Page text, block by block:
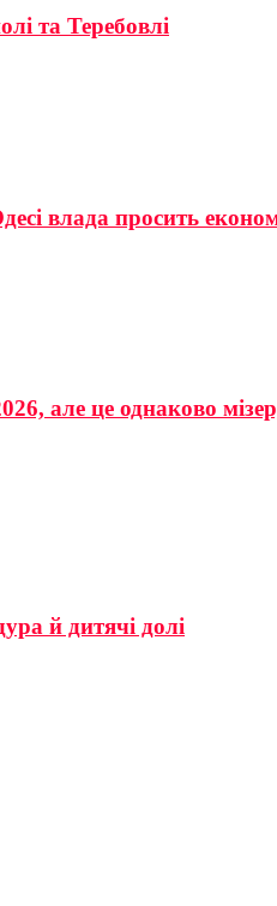
та Теребовлі
влада просить
але це однаково
й дитячі долі